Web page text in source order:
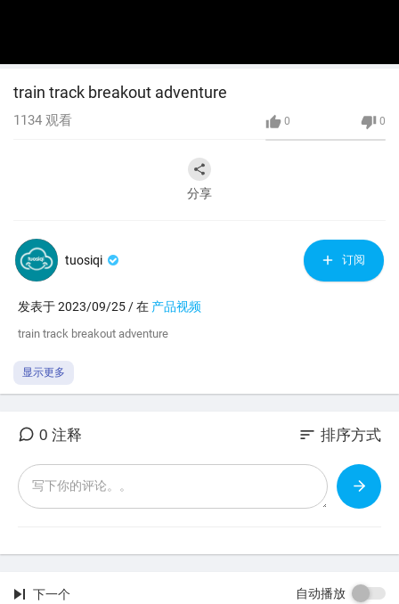
train track breakout adventure
0 0
1134 观看
分享
tuosiqi 订阅
发表于 2023/09/25 / 在 产品视频
⁣train track breakout adventure
显示更多
0 注释 sort 排序方式
下一个 自动播放